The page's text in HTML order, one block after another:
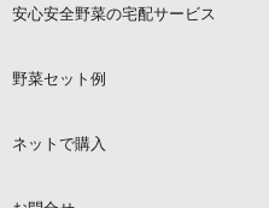
安心安全野菜の宅配サービス
野菜セット例
ネットで購入